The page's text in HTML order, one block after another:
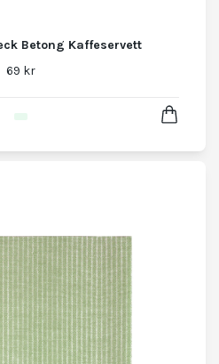
Betong Kaffeservett
69 kr